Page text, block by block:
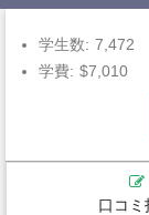
学生数: 7,472
学費: $7,010
口コミ